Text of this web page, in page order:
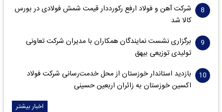
شرکت آهن و فولاد ارفع رکورددار قیمت شمش فولادی در بورس
کالا شد
برگزاری نشست نمایندگان همکاران با مدیران شرکت تعاونی
تولیدی توزیعی بیهق
بازدید استاندار خوزستان از محل خدمت‌رسانی شرکت فولاد
اکسین خوزستان به زائران اربعین حسینی
اخبار بیشتر